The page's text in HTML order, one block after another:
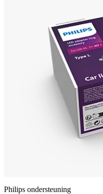
Philips ondersteuning